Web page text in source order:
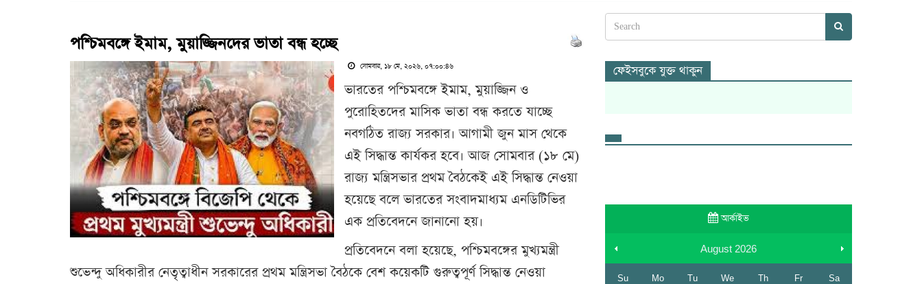
পশ্চিমবঙ্গে ইমাম, মুয়াজ্জিনদের ভাতা বন্ধ হচ্ছে
সোমবার, ১৮ মে, ২০২৬, ০৭:০০:৪৬
ভারতের পশ্চিমবঙ্গে ইমাম, মুয়াজ্জিন ও
পুরোহিতদের মাসিক ভাতা বন্ধ করতে যাচ্ছে
নবগঠিত রাজ্য সরকার। আগামী জুন মাস থেকে
এই সিদ্ধান্ত কার্যকর হবে। আজ সোমবার (১৮ মে)
রাজ্য মন্ত্রিসভার প্রথম বৈঠকেই এই সিদ্ধান্ত নেওয়া
হয়েছে বলে ভারতের সংবাদমাধ্যম এনডিটিভির
এক প্রতিবেদনে জানানো হয়।
প্রতিবেদনে বলা হয়েছে, পশ্চিমবঙ্গের মুখ্যমন্ত্রী
শুভেন্দু অধিকারীর নেতৃত্বাধীন সরকারের প্রথম মন্ত্রিসভা বৈঠকে বেশ কয়েকটি গুরুত্বপূর্ণ সিদ্ধান্ত নেওয়া
ফেইসবুকে যুক্ত থাকুন
আর্কাইভ
August 2026
Su Mo Tu We Th Fr Sa